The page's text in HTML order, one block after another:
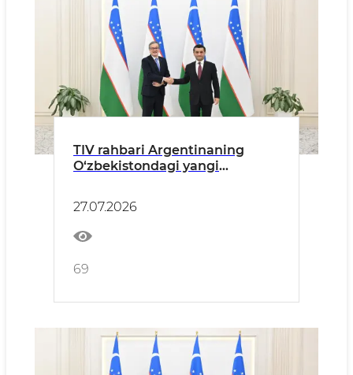
TIV rahbari Argentinaning
O‘zbekistondagi yangi
27.07.2026
69